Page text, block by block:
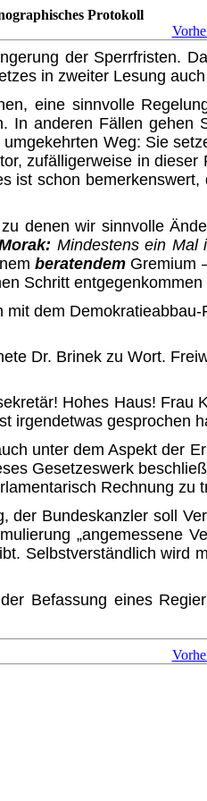
Protokoll
der Sperrfristen.
in zweiter Lesung
eine sinn­volle
anderen Fällen
Weg: Sie
zufälligerweise in
schon
denen wir sinnvolle
Mindestens ein Mal
beratendem Gremi­um
Schritt entgegenkommen
dem
Dr. Bri­nek zu Wort.
Ho­hes Haus!
irgendetwas gesprochen
unter dem Aspekt der
Gesetzes­werk
Rech­nung zu
Bundes­kanzler soll
„angemesse­ne
Selbstverständlich
Befassung eines